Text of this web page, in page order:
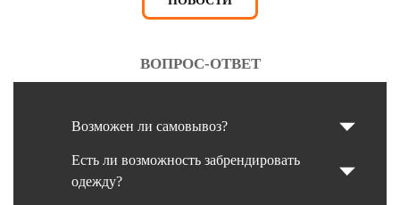
ВОПРОС-ОТВЕТ
Возможен ли самовывоз?
Есть ли возможность забрендировать
одежду?